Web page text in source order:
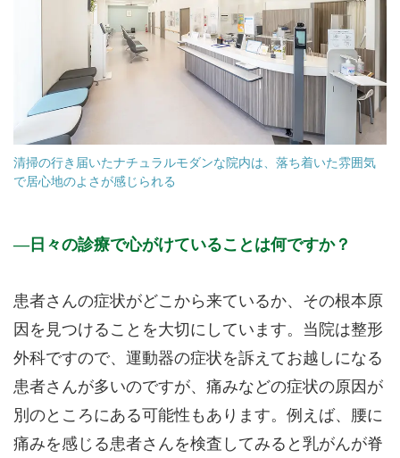
清掃の行き届いたナチュラルモダンな院内は、落ち着いた雰囲気
で居心地のよさが感じられる
日々の診療で心がけていることは何ですか？
患者さんの症状がどこから来ているか、その根本原
因を見つけることを大切にしています。当院は整形
外科ですので、運動器の症状を訴えてお越しになる
患者さんが多いのですが、痛みなどの症状の原因が
別のところにある可能性もあります。例えば、腰に
痛みを感じる患者さんを検査してみると乳がんが脊